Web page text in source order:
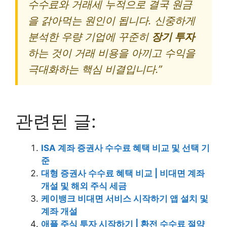
수수료와 거래세 누적으로 결국 원금
을 갉아먹는 원인이 됩니다. 신중하게
분석한 우량 기업에 꾸준히 장기 투자
하는 것이 거래 비용을 아끼고 수익을
극대화하는 핵심 비결입니다.”
관련된 글:
ISA 계좌 증권사 수수료 혜택 비교 및 선택 기
준
대형 증권사 수수료 혜택 비교 | 비대면 계좌
개설 및 해외 주식 세금
케이뱅크 비대면 서비스 시작하기 앱 설치 및
계좌 개설
애플 주식 투자 시작하기 | 환전 수수료 절약